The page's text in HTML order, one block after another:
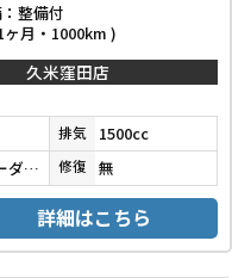
整備付
月・1000km )
久米窪田店
排気 1500cc
クールソーダメタリック 修復 無
詳細はこちら